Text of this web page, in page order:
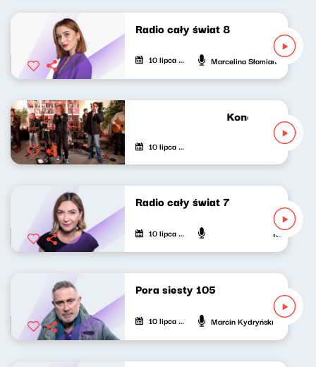
Radio cały świat 8
10 lipca 2022 Marcelina Słomian
Koncert w
10 lipca 2022
Radio cały świat 7
10 lipca 2022 Katarzyna
Pora siesty 105
10 lipca 2022 Marcin Kydryński